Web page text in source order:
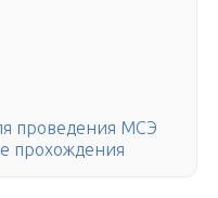
проведения МСЭ
прохождения